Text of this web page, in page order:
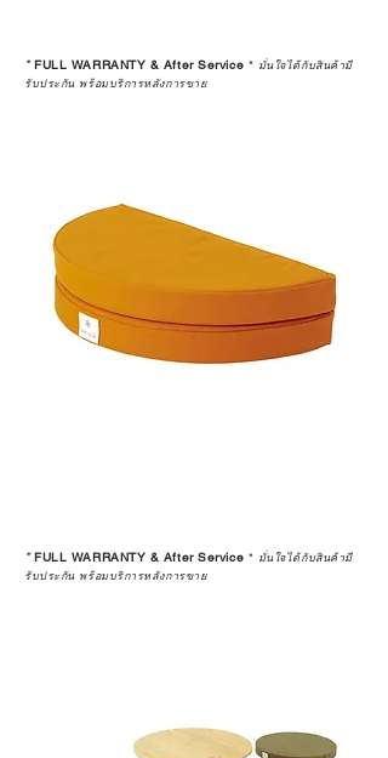
*FULL WARRANTY & After Service * มั่นใจได้กับสินค้ามี
รับประกัน พร้อมบริการหลังการขาย
*FULL WARRANTY & After Service * มั่นใจได้กับสินค้ามี
รับประกัน พร้อมบริการหลังการขาย